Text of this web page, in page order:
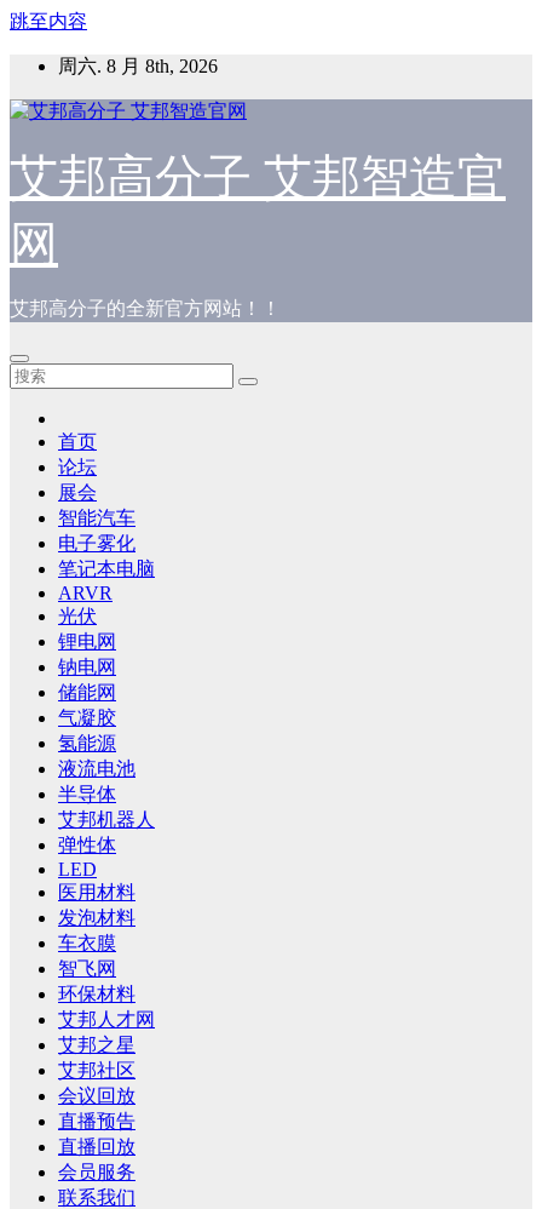
跳至内容
周六. 8 月 8th, 2026
艾邦高分子 艾邦智造官
网
艾邦高分子的全新官方网站！！
首页
论坛
展会
智能汽车
电子雾化
笔记本电脑
ARVR
光伏
锂电网
钠电网
储能网
气凝胶
氢能源
液流电池
半导体
艾邦机器人
弹性体
LED
医用材料
发泡材料
车衣膜
智飞网
环保材料
艾邦人才网
艾邦之星
艾邦社区
会议回放
直播预告
直播回放
会员服务
联系我们